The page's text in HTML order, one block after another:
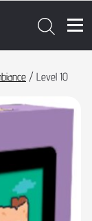
/ Level 10